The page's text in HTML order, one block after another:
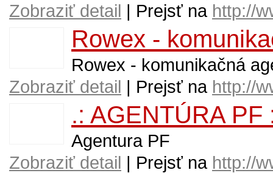
Zobraziť detail | Prejsť na http://
Rowex -
Rowex - komunikačná
Zobraziť detail | Prejsť na http://
.: AGENTÚRA PF
Agentura PF
Zobraziť detail | Prejsť na http://